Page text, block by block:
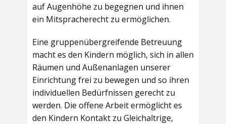
auf Augenhöhe zu begegnen und ihnen
ein Mitspracherecht zu ermöglichen.
Eine gruppenübergreifende Betreuung
macht es den Kindern möglich, sich in allen
Räumen und Außenanlagen unserer
Einrichtung frei zu bewegen und so ihren
individuellen Bedürfnissen gerecht zu
werden. Die offene Arbeit ermöglicht es
den Kindern Kontakt zu Gleichaltrige,